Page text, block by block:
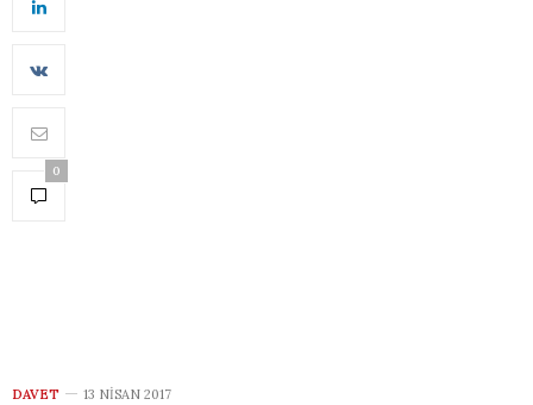
0
DAVET 13 NISAN 2017